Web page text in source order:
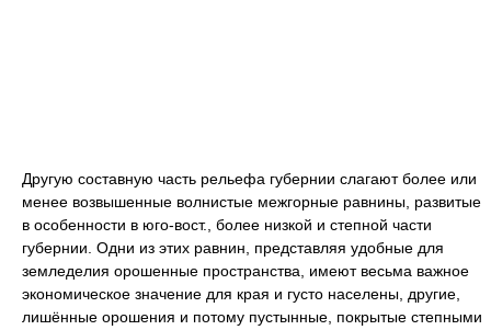
Другую составную часть рельефа губернии слагают более или
менее возвышенные волнистые межгорные равнины, развитые
в особенности в юго-вост., более низкой и степной части
губернии. Одни из этих равнин, представляя удобные для
земледелия орошенные пространства, имеют весьма важное
экономическое значение для края и густо населены, другие,
лишённые орошения и потому пустынные, покрытые степными